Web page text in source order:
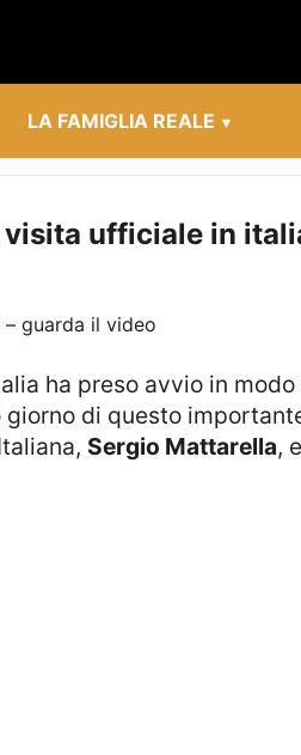
LA FAMIGLIA REALE
ufficiale in
ha preso avvio in
di questo
Sergio Mattarella,